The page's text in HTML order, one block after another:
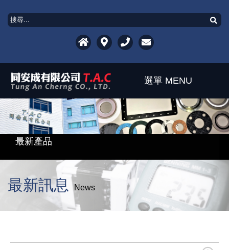
選單 MENU
關於公司
產品介紹
下載專區
聯絡資訊
最新產品
聯絡資訊
最新產品
最新訊息 News